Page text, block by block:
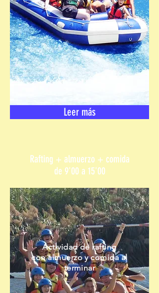
Leer más
Rafting + almuerzo + comida
de 9'00 a 15'00
Actividad de rafting
con almuerzo y comida al
terminar